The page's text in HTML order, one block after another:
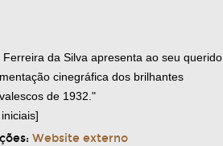
Ferreira da Silva apresenta ao seu querido
cinegráfica dos brilhantes
de 1932."
Website externo